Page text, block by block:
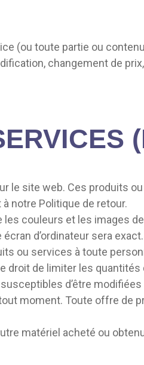
(ou toute partie ou
changement de
le site web. Ces produits
notre Politique de retour.
couleurs et les images
d’ordinateur sera exact.
ou services à toute
droit de limiter les
d’être
moment. Toute offre de
matériel acheté ou